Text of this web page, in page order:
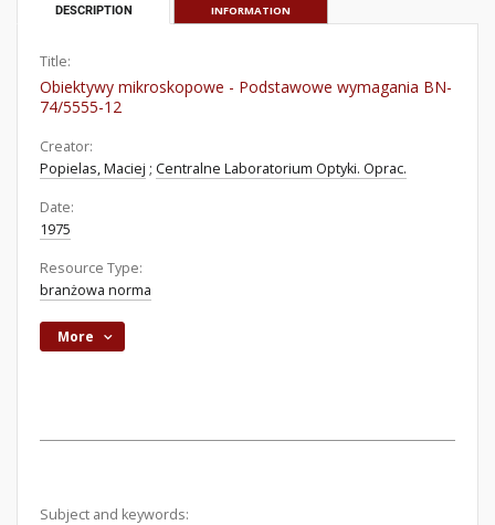
DESCRIPTION INFORMATION
Title:
Obiektywy mikroskopowe - Podstawowe wymagania BN-
74/5555-12
Creator:
Popielas, Maciej ; Centralne Laboratorium Optyki. Oprac.
Date:
1975
Resource Type:
branżowa norma
More
Subject and keywords: